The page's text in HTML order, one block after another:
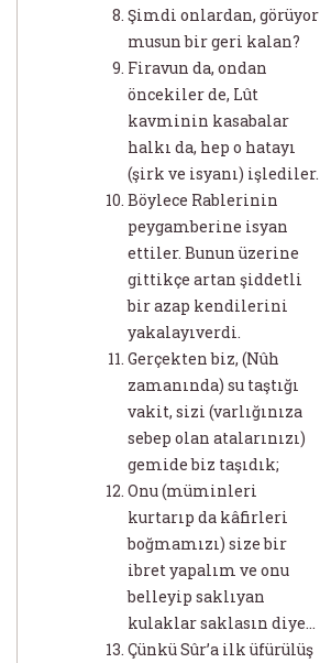
Şimdi onlardan, görüyor
musun bir geri kalan?
Firavun da, ondan
öncekiler de, Lût
kavminin kasabalar
halkı da, hep o hatayı
(şirk ve isyanı) işlediler.
Böylece Rablerinin
peygamberine isyan
ettiler. Bunun üzerine
gittikçe artan şiddetli
bir azap kendilerini
yakalayıverdi.
Gerçekten biz, (Nûh
zamanında) su taştığı
vakit, sizi (varlığınıza
sebep olan atalarınızı)
gemide biz taşıdık;
Onu (müminleri
kurtarıp da kâfirleri
boğmamızı) size bir
ibret yapalım ve onu
belleyip saklıyan
kulaklar saklasın diye...
Çünkü Sûr’a ilk üfürülüş